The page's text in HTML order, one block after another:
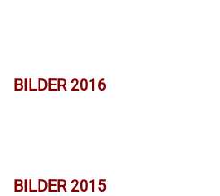
BILDER 2016
BILDER 2015